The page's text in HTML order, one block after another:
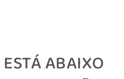
ABAIXO